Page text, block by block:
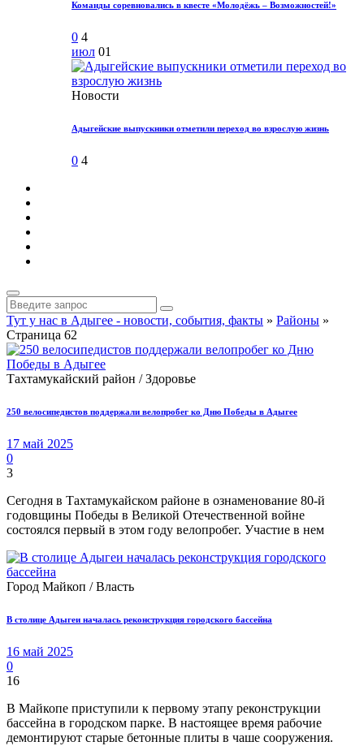
Команды соревновались в квесте «Молодёжь – Возможностей!»
0 4
июл 01
Новости
Адыгейские выпускники отметили переход во взрослую жизнь
0 4
Тут у нас в Адыгее - новости, события, факты » Районы »
Страница 62
Тахтамукайский район / Здоровье
250 велосипедистов поддержали велопробег ко Дню Победы в Адыгее
17 май 2025
0
3
Сегодня в Тахтамукайском районе в ознаменование 80-й
годовщины Победы в Великой Отечественной войне
состоялся первый в этом году велопробег. Участие в нем
Город Майкоп / Власть
В столице Адыгеи началась реконструкция городского бассейна
16 май 2025
0
16
В Майкопе приступили к первому этапу реконструкции
бассейна в городском парке. В настоящее время рабочие
демонтируют старые бетонные плиты в чаше сооружения.